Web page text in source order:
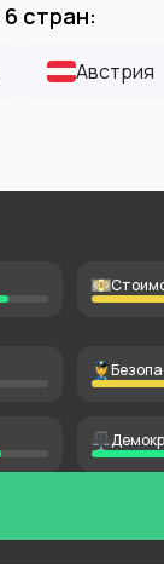
6 стран:
Австрия